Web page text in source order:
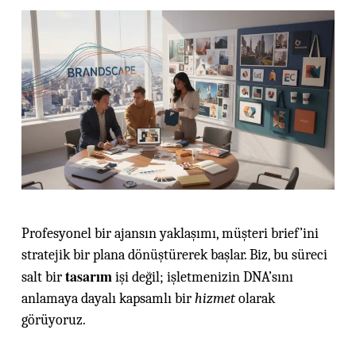
Profesyonel bir ajansın yaklaşımı, müşteri brief’ini
stratejik bir plana dönüştürerek başlar. Biz, bu süreci
salt birtasarımişi değil; işletmenizin DNA’sını
anlamaya dayalı kapsamlı birhizmetolarak
görüyoruz.